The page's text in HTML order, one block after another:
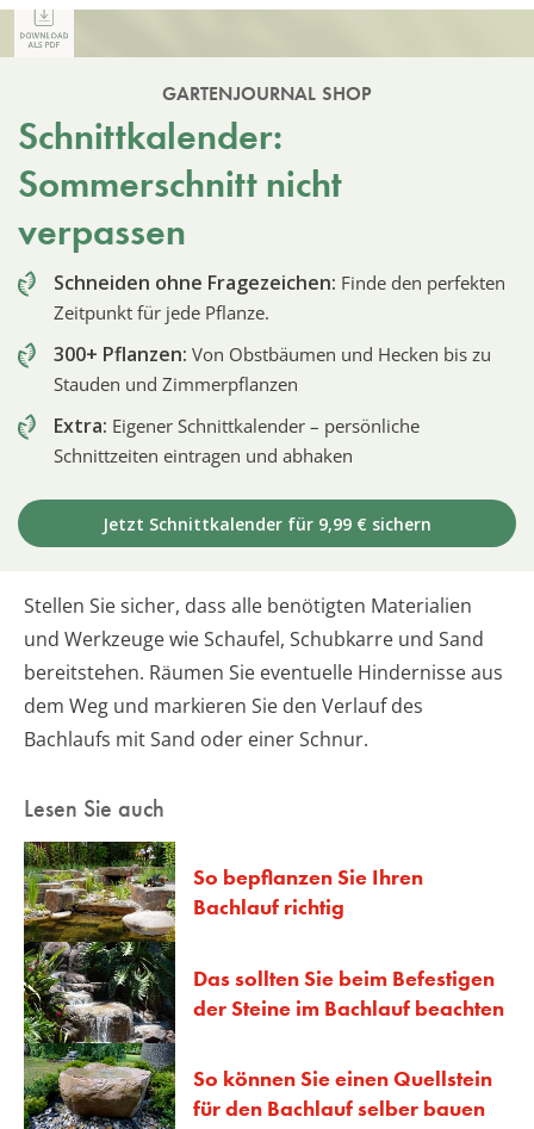
GARTENJOURNAL SHOP
Schnittkalender:
Sommerschnitt nicht
verpassen
Schneiden ohne Fragezeichen: Finde den perfekten
Zeitpunkt für jede Pflanze.
300+ Pflanzen: Von Obstbäumen und Hecken bis zu
Stauden und Zimmerpflanzen
Extra: Eigener Schnittkalender – persönliche
Schnittzeiten eintragen und abhaken
Jetzt Schnittkalender für 9,99 € sichern
Stellen Sie sicher, dass alle benötigten Materialien
und Werkzeuge wie Schaufel, Schubkarre und Sand
bereitstehen. Räumen Sie eventuelle Hindernisse aus
dem Weg und markieren Sie den Verlauf des
Bachlaufs mit Sand oder einer Schnur.
Lesen Sie auch
So bepflanzen Sie Ihren
Bachlauf richtig
Das sollten Sie beim Befestigen
der Steine im Bachlauf beachten
So können Sie einen Quellstein
für den Bachlauf selber bauen